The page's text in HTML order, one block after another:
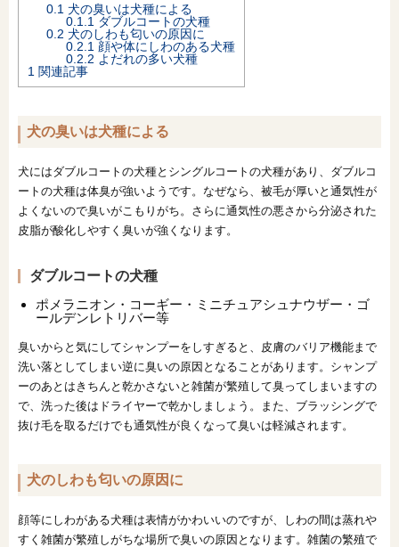
0.1 犬の臭いは犬種による
0.1.1 ダブルコートの犬種
0.2 犬のしわも匂いの原因に
0.2.1 顔や体にしわのある犬種
0.2.2 よだれの多い犬種
1 関連記事
犬の臭いは犬種による
犬にはダブルコートの犬種とシングルコートの犬種があり、ダブルコ
ートの犬種は体臭が強いようです。なぜなら、被毛が厚いと通気性が
よくないので臭いがこもりがち。さらに通気性の悪さから分泌された
皮脂が酸化しやすく臭いが強くなります。
ダブルコートの犬種
ポメラニオン・コーギー・ミニチュアシュナウザー・ゴ
ールデンレトリバー等
臭いからと気にしてシャンプーをしすぎると、皮膚のバリア機能まで
洗い落としてしまい逆に臭いの原因となることがあります。シャンプ
ーのあとはきちんと乾かさないと雑菌が繁殖して臭ってしまいますの
で、洗った後はドライヤーで乾かしましょう。また、ブラッシングで
抜け毛を取るだけでも通気性が良くなって臭いは軽減されます。
犬のしわも匂いの原因に
顔等にしわがある犬種は表情がかわいいのですが、しわの間は蒸れや
すく雑菌が繁殖しがちな場所で臭いの原因となります。雑菌の繁殖で